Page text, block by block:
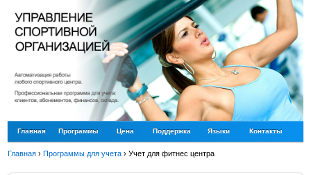
Главная Программы Цена Поддержка Языки Контакты
Главная ›Программы для учета ›Учет для фитнес центра